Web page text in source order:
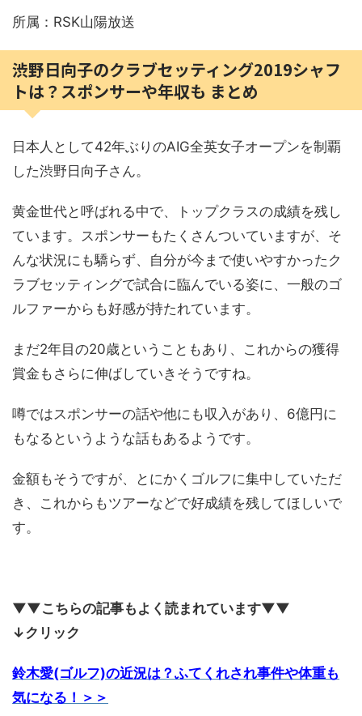
所属：RSK山陽放送
渋野日向子のクラブセッティング2019シャフ
トは？スポンサーや年収も まとめ
日本人として42年ぶりのAIG全英女子オープンを制覇
した渋野日向子さん。
黄金世代と呼ばれる中で、トップクラスの成績を残し
ています。スポンサーもたくさんついていますが、そ
んな状況にも驕らず、自分が今まで使いやすかったク
ラブセッティングで試合に臨んでいる姿に、一般のゴ
ルファーからも好感が持たれています。
まだ2年目の20歳ということもあり、これからの獲得
賞金もさらに伸ばしていきそうですね。
噂ではスポンサーの話や他にも収入があり、6億円に
もなるというような話もあるようです。
金額もそうですが、とにかくゴルフに集中していただ
き、これからもツアーなどで好成績を残してほしいで
す。
▼▼こちらの記事もよく読まれています▼▼
↓クリック
鈴木愛(ゴルフ)の近況は？ふてくれされ事件や体重も
気になる！＞＞